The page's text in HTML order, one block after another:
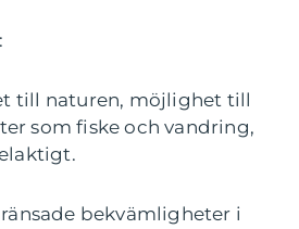
till naturen, möjlighet till
som fiske och vandring,
bekvämligheter i